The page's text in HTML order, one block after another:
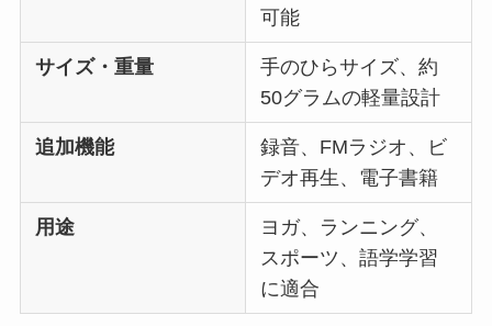
可能
サイズ・重量
手のひらサイズ、約
50グラムの軽量設計
追加機能
録音、FMラジオ、ビ
デオ再生、電子書籍
用途
ヨガ、ランニング、
スポーツ、語学学習
に適合